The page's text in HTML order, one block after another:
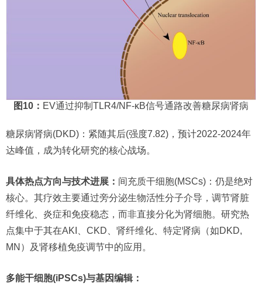
图10： EV通过抑制TLR4/NF-κB信号通路改善糖尿病肾病
糖尿病肾病(DKD)：紧随其后(强度7.82)，预计2022-2024年
达峰值，成为转化研究的核心战场。
具体热点方向与技术进展： 间充质干细胞(MSCs)：仍是绝对
核心。其疗效主要通过旁分泌生物活性分子介导，调节肾脏
纤维化、炎症和免疫稳态，而非直接分化为肾细胞。研究热
点集中于其在AKI、CKD、肾纤维化、特定肾病（如DKD,
MN）及肾移植免疫调节中的应用。
多能干细胞(iPSCs)与基因编辑：